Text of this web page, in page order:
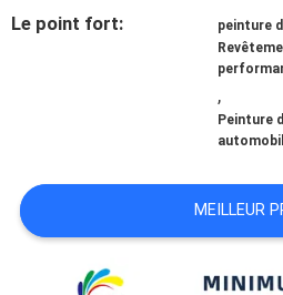
SOUMISSION
Le point fort: peinture
,
Peinture
MEILLEUR